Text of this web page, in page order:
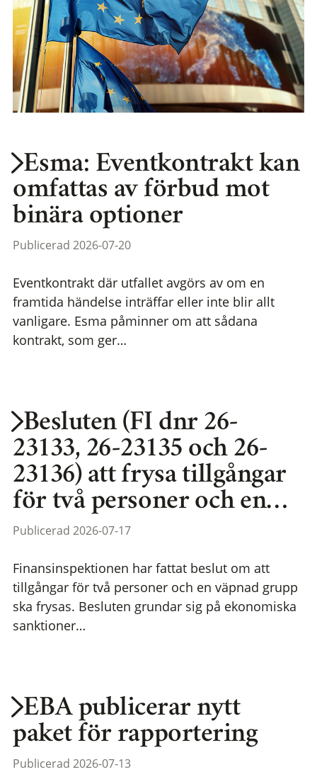
Esma: Eventkontrakt kan
omfattas av förbud mot
binära optioner
Publicerad 2026-07-20
Eventkontrakt där utfallet avgörs av om en
framtida händelse inträffar eller inte blir allt
vanligare. Esma påminner om att sådana
kontrakt, som ger…
Besluten (FI dnr 26-
23133, 26-23135 och 26-
23136) att frysa tillgångar
för två personer och en…
Publicerad 2026-07-17
Finansinspektionen har fattat beslut om att
tillgångar för två personer och en väpnad grupp
ska frysas. Besluten grundar sig på ekonomiska
sanktioner…
EBA publicerar nytt
paket för rapportering
Publicerad 2026-07-13